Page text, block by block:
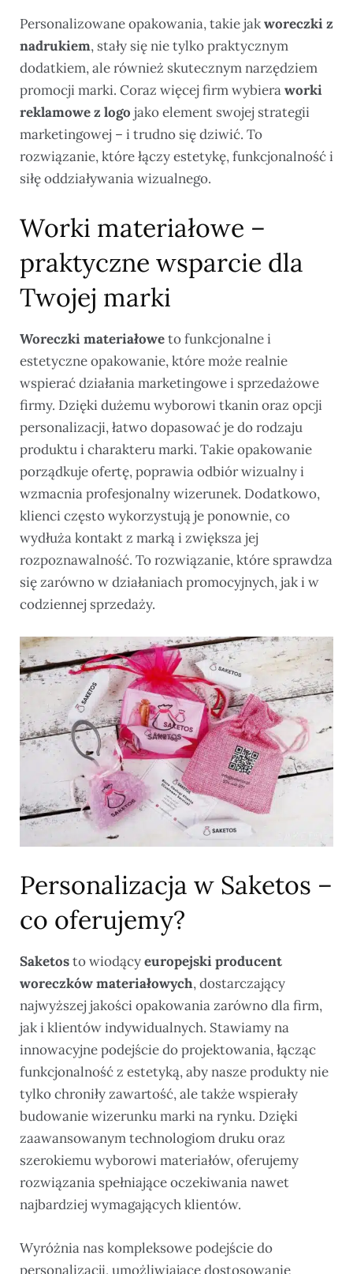
Personalizowane opakowania, takie jakworeczki z
nadrukiem, stały się nie tylko praktycznym
dodatkiem, ale również skutecznym narzędziem
promocji marki. Coraz więcej firm wybieraworki
reklamowe z logo jako element swojej strategii
marketingowej – i trudno się dziwić. To
rozwiązanie, które łączy estetykę, funkcjonalność i
siłę oddziaływania wizualnego.
Worki materiałowe –
praktyczne wsparcie dla
Twojej marki
Woreczki materiałoweto funkcjonalne i
estetyczne opakowanie, które może realnie
wspierać działania marketingowe i sprzedażowe
firmy. Dzięki dużemu wyborowi tkanin oraz opcji
personalizacji, łatwo dopasować je do rodzaju
produktu i charakteru marki. Takie opakowanie
porządkuje ofertę, poprawia odbiór wizualny i
wzmacnia profesjonalny wizerunek. Dodatkowo,
klienci często wykorzystują je ponownie, co
wydłuża kontakt z marką i zwiększa jej
rozpoznawalność. To rozwiązanie, które sprawdza
się zarówno w działaniach promocyjnych, jak i w
codziennej sprzedaży.
Personalizacja w Saketos –
co oferujemy?
Saketosto wiodącyeuropejski producent
woreczków materiałowych, dostarczający
najwyższej jakości opakowania zarówno dla firm,
jak i klientów indywidualnych. Stawiamy na
innowacyjne podejście do projektowania, łącząc
funkcjonalność z estetyką, aby nasze produkty nie
tylko chroniły zawartość, ale także wspierały
budowanie wizerunku marki na rynku. Dzięki
zaawansowanym technologiom druku oraz
szerokiemu wyborowi materiałów, oferujemy
rozwiązania spełniające oczekiwania nawet
najbardziej wymagających klientów.
Wyróżnia nas kompleksowe podejście do
personalizacji, umożliwiające dostosowanie